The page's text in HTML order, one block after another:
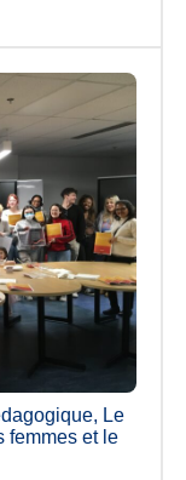
, Le
femmes et le